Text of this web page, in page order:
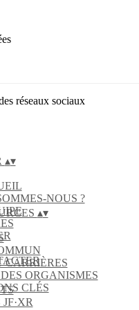
réseaux sociaux
▴▾
NOUS ?
▴▾
CARRIÈRES
ORGANISMES
CLÉS